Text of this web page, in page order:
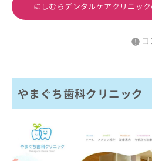
にしむらデンタルケアクリニッ
やまぐち歯科クリニック